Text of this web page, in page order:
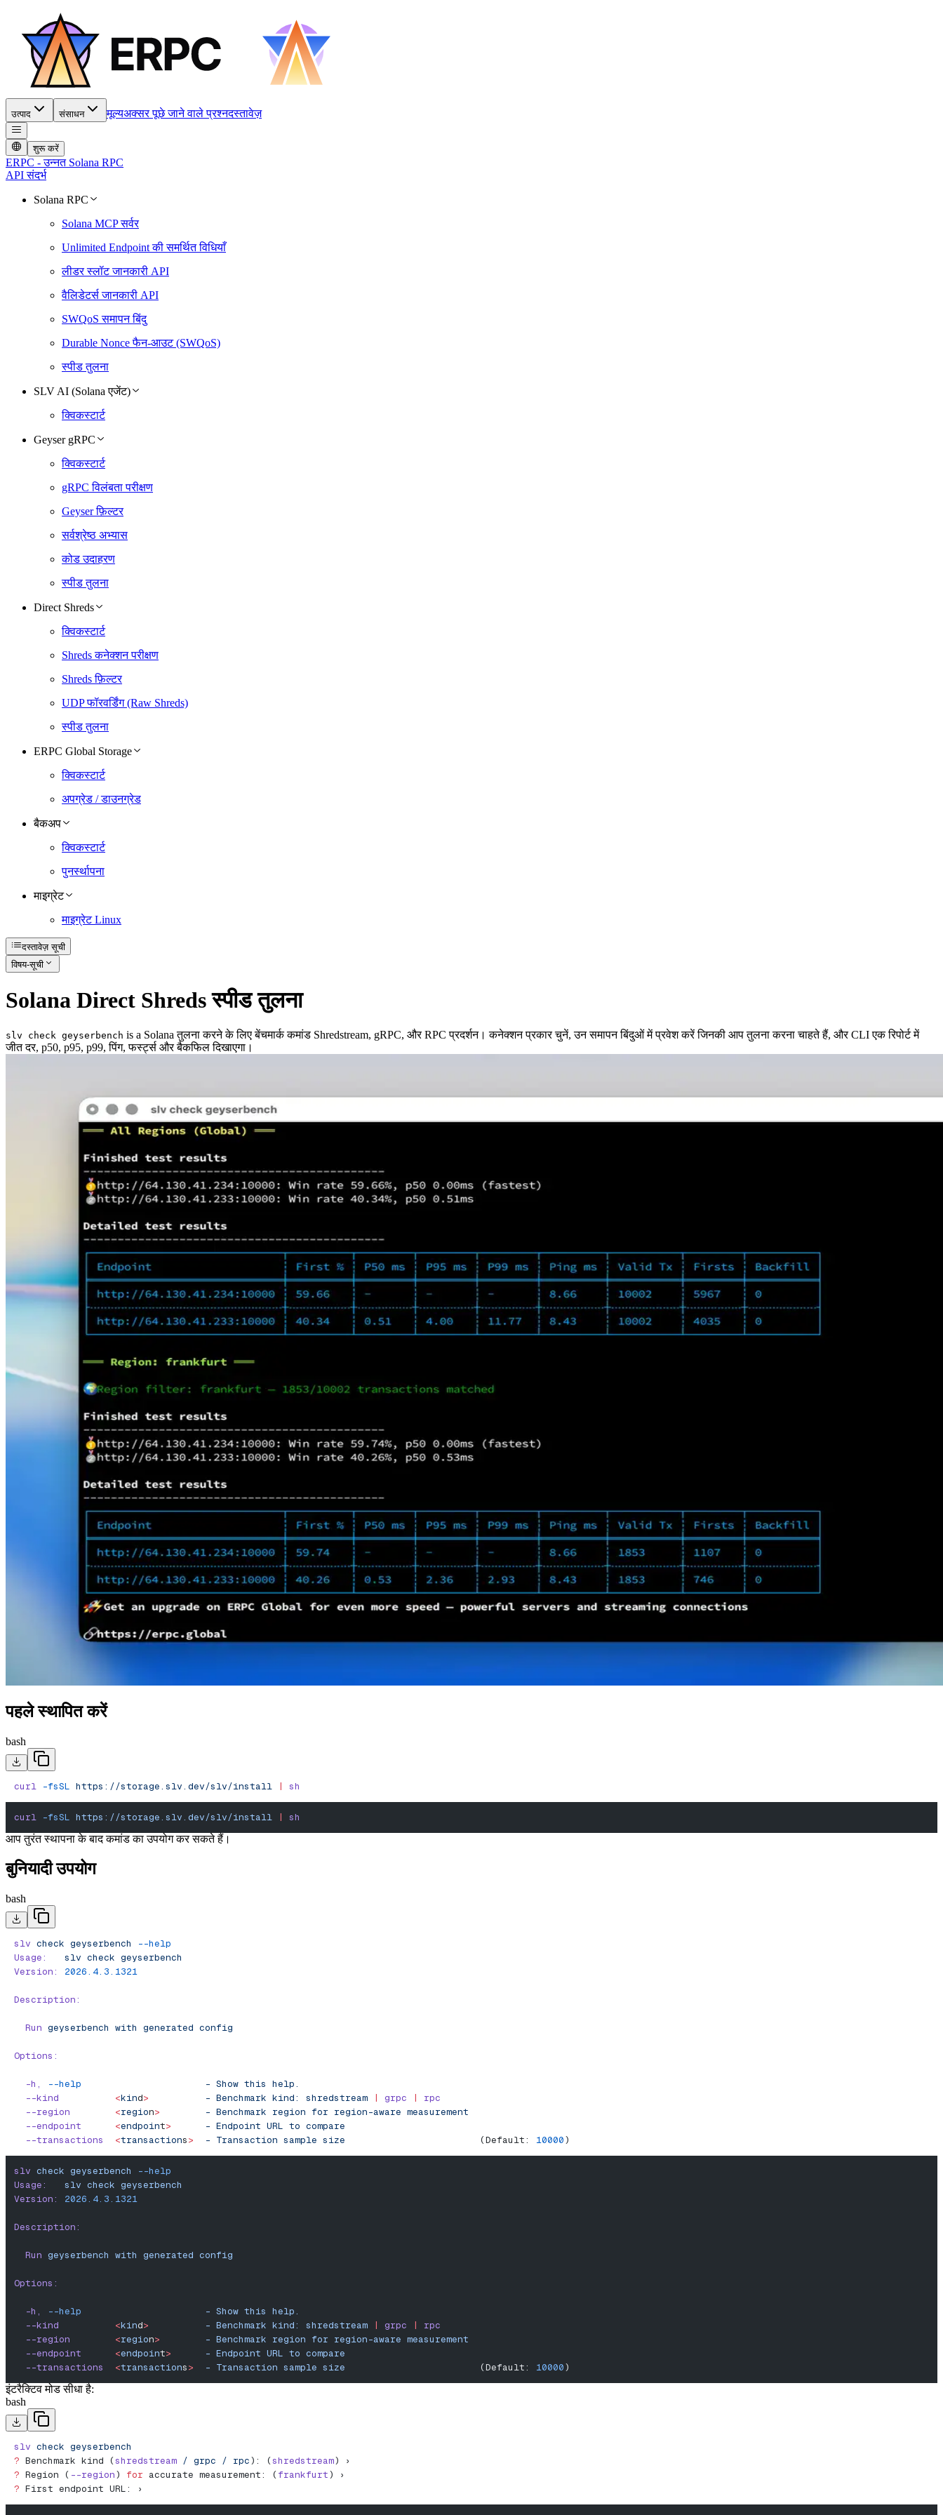
उत्पाद संसाधन मूल्यअक्सर पूछे जाने वाले प्रश्नदस्तावेज़
शुरू करें
ERPC - उन्नत Solana RPC
API संदर्भ
Solana RPC
Solana MCP सर्वर
Unlimited Endpoint की समर्थित विधियाँ
लीडर स्लॉट जानकारी API
वैलिडेटर्स जानकारी API
SWQoS समापन बिंदु
Durable Nonce फैन-आउट (SWQoS)
स्पीड तुलना
SLV AI (Solana एजेंट)
क्विकस्टार्ट
Geyser gRPC
क्विकस्टार्ट
gRPC विलंबता परीक्षण
Geyser फ़िल्टर
सर्वश्रेष्ठ अभ्यास
कोड उदाहरण
स्पीड तुलना
Direct Shreds
क्विकस्टार्ट
Shreds कनेक्शन परीक्षण
Shreds फ़िल्टर
UDP फॉरवर्डिंग (Raw Shreds)
स्पीड तुलना
ERPC Global Storage
क्विकस्टार्ट
अपग्रेड / डाउनग्रेड
बैकअप
क्विकस्टार्ट
पुनर्स्थापना
माइग्रेट
माइग्रेट Linux
दस्तावेज़ सूची
विषय-सूची
Solana Direct Shreds स्पीड तुलना
slv check geyserbench is a Solana तुलना करने के लिए बेंचमार्क कमांड Shredstream, gRPC, और RPC प्रदर्शन। कनेक्शन प्रकार चुनें, उन समापन बिंदुओं में प्रवेश करें जिनकी आप तुलना करना चाहते हैं, और CLI एक रिपोर्ट में
जीत दर, p50, p95, p99, पिंग, फर्स्ट्स और बैकफिल दिखाएगा।
पहले स्थापित करें
bash
curl -fsSL https://storage.slv.dev/slv/install | sh
curl -fsSL https://storage.slv.dev/slv/install |
sh
आप तुरंत स्थापना के बाद कमांड का उपयोग कर सकते हैं।
बुनियादी उपयोग
bash
slv check geyserbench
--help
Usage:
   slv
check geyserbench
Version:
2026.4.3.1321
Description:
  Run
geyserbench with generated config
Options:
  -h,
--help
                      -
Show this help.
  --kind
          <
kind>
          -
Benchmark kind: shredstream | grpc |
rpc
  --region
        <
region>
        -
Benchmark region for region-aware measurement
  --endpoint
      <
endpoint>
      -
Endpoint URL to compare
  --transactions
  <
transactions>
  -
Transaction sample size
                        (Default:
10000)
slv check geyserbench
--help
Usage:
   slv
check geyserbench
Version:
2026.4.3.1321
Description:
  Run
geyserbench with generated config
Options:
  -h,
--help
                      -
Show this help.
  --kind
          <
kind>
          -
Benchmark kind: shredstream | grpc |
rpc
  --region
        <
region>
        -
Benchmark region for region-aware measurement
  --endpoint
      <
endpoint>
      -
Endpoint URL to compare
  --transactions
  <
transactions>
  -
Transaction sample size
                        (Default:
10000)
इंटरैक्टिव मोड सीधा है:
bash
slv check geyserbench
? Benchmark kind (shredstream / grpc / rpc): (shredstream) ›
? Region ( --region) for accurate measurement: (frankfurt) ›
? First endpoint URL: ›